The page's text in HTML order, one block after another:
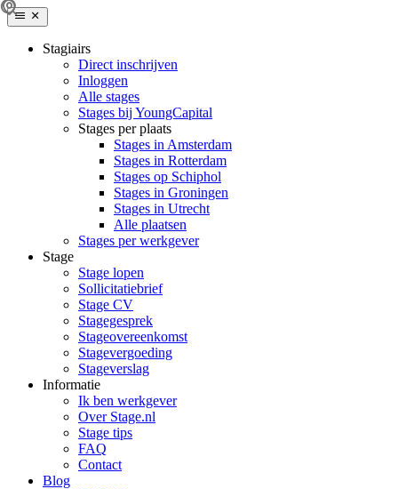
Stagiairs
Direct inschrijven
Inloggen
Alle stages
Stages bij YoungCapital
Stages per plaats
Stages in Amsterdam
Stages in Rotterdam
Stages op Schiphol
Stages in Groningen
Stages in Utrecht
Alle plaatsen
Stages per werkgever
Stage
Stage lopen
Sollicitatiebrief
Stage CV
Stagegesprek
Stageovereenkomst
Stagevergoeding
Stageverslag
Informatie
Ik ben werkgever
Over Stage.nl
Stage tips
FAQ
Contact
Blog